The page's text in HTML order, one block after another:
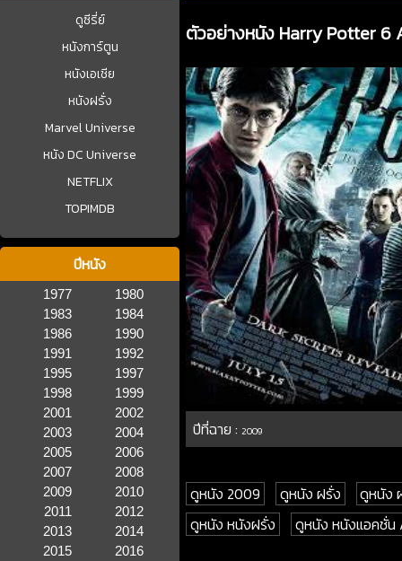
ดูซีรี่ย์
หนังการ์ตูน
หนังเอเชีย
หนังฝรั่ง
Marvel Universe
หนัง DC Universe
NETFLIX
TOPIMDB
ปีหนัง
1977
1980
1983
1984
1986
1990
1991
1992
1995
1997
1998
1999
2001
2002
2003
2004
2005
2006
2007
2008
2009
2010
2011
2012
2013
2014
2015
2016
ตัวอย่างหนัง Harry Potter 6
ปีที่ฉาย :2009
ดูหนัง 2009 ดูหนัง ฝรั่ง
ดูหนัง
ดูหนัง หนังฝรั่ง
ดูหนัง หนังแอคชั่น